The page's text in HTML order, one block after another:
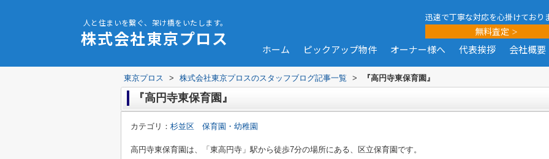
人と住まいを繋ぐ、架け橋をいたします。
株式会社東京プロス
迅速で丁寧な対応を心掛けており
無料査定
ホーム ピックアップ物件 オーナー様へ 代表挨拶 会社概要
東京プロス > 株式会社東京プロスのスタッフブログ記事一覧 > 『高円寺東保育園』
『高円寺東保育園』
カテゴリ： 杉並区 保育園・幼稚園
高円寺東保育園は、「東高円寺」駅から徒歩7分の場所にある、区立保育園です。